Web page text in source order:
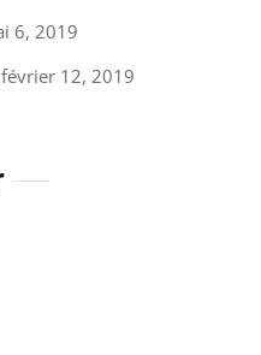
6, 2019
février 12, 2019